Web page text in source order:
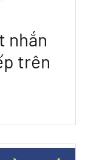
nhắn
trên